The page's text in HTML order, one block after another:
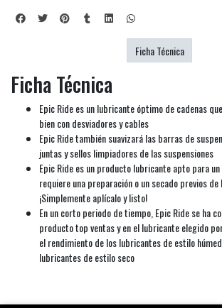
Ficha Técnica
Epic Ride es un lubricante óptimo de cadenas
bien con desviadores y cables
Epic Ride también suavizará las barras de
juntas y sellos limpiadores de las suspensiones
Epic Ride es un producto lubricante apto para
requiere una preparación o un secado previos de
¡Simplemente aplícalo y listo!
En un corto periodo de tiempo, Epic Ride se ha
producto top ventas y en el lubricante elegido
el rendimiento de los lubricantes de estilo
lubricantes de estilo seco
Ficha Técnica